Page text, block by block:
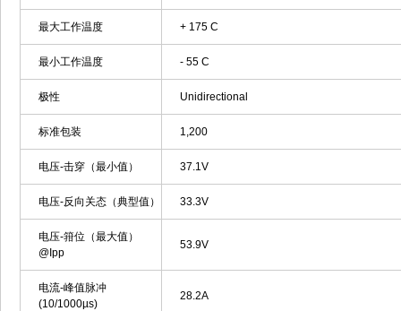
最大工作温度 + 175 C
最小工作温度 - 55 C
极性 Unidirectional
标准包装 1,200
电压-击穿（最小值） 37.1V
电压-反向关态（典型值） 33.3V
电压-箝位（最大值）
@Ipp
53.9V
电流-峰值脉冲
(10/1000µs)
28.2A